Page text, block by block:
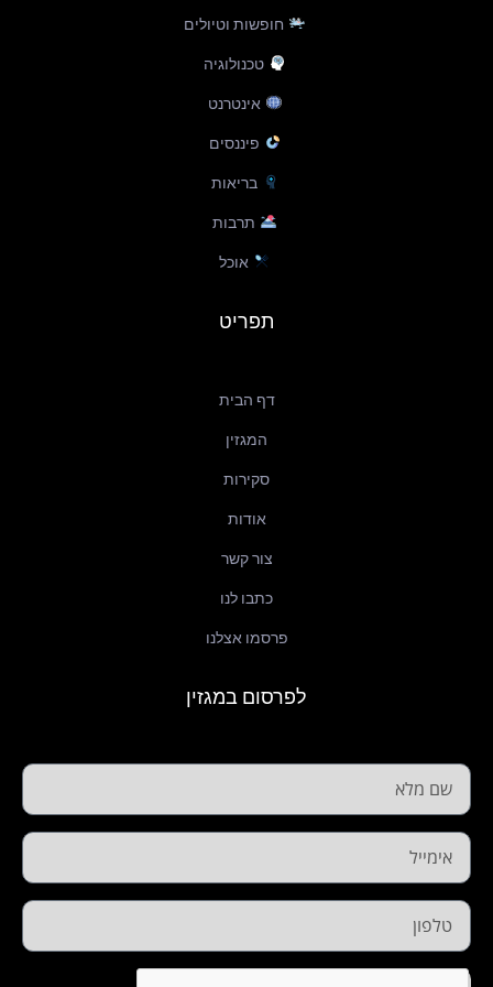
o
e
t
i
חופשות וטיולים
טכנולוגיה
אינטרנט
פיננסים
בריאות
תרבות
אוכל
תפריט
דף הבית
המגזין
סקירות
אודות
צור קשר
כתבו לנו
פרסמו אצלנו
לפרסום במגזין